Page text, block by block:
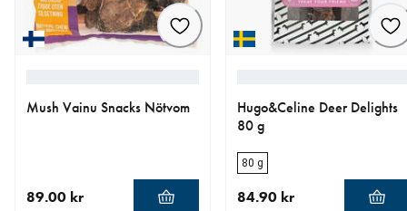
Mush Vainu Snacks Nötvom
89.00 kr
Hugo&Celine Deer Delights
80 g
80 g
84.90 kr